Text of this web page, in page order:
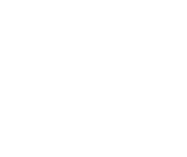
Pop-hooks und gute Laune. Das hat der
Jahren in Deutschland, Brendan Lewes, im
Achterbahn für Brendan Lewes. Mit zwei